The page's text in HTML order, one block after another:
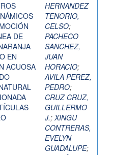
DE
EN
ACUOSA
HERNANDEZ
TENORIO,
CELSO;
PACHECO
SANCHEZ,
JUAN
HORACIO;
AVILA PEREZ,
PEDRO;
CRUZ CRUZ,
GUILLERMO
J.; XINGU
CONTRERAS,
EVELYN
GUADALUPE;